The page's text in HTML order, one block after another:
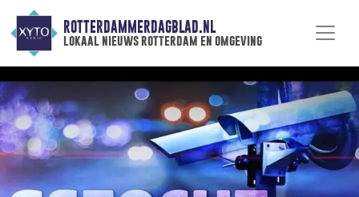
ROTTERDAMMERDAGBLAD.NL
lokaal nieuws rotterdam en omgeving